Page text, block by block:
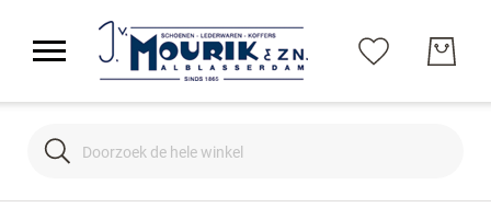
Search